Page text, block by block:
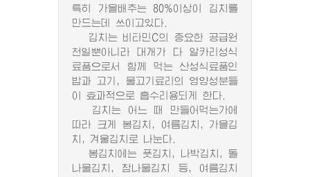
특히 가을배추는 80%이상이 김치를
만드는데 쓰이고있다.
김치는 비타민C의 중요한 공급원
천일뿐아니라 대개가 다 알카리성식
료품으로서 함께 먹는 산성식료품인
밥과 고기, 물고기료리의 영양성분들
이 효과적으로 흡수리용되게 한다.
김치는 어느 때 만들어먹는가에
따라 크게 봄김치, 여름김치, 가을김
치, 겨울김치로 나눈다.
봄김치에는 풋김치, 나박김치, 돌
나물김치, 참나물김치 등, 여름김치